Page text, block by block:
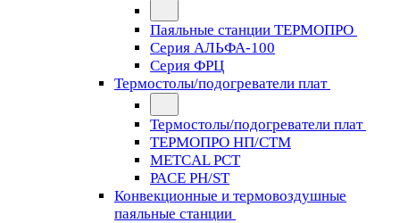
Паяльные станции ТЕРМОПРО
Серия АЛЬФА-100
Серия ФРЦ
Термостолы/подогреватели плат
Термостолы/подогреватели плат
ТЕРМОПРО НП/СТМ
METCAL PCT
PACE PH/ST
Конвекционные и термовоздушные
паяльные станции